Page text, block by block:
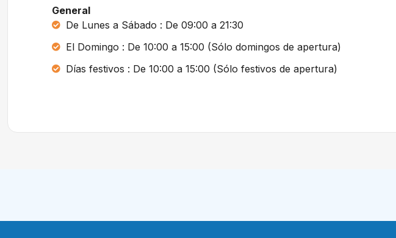
General
De Lunes a Sábado : De 09:00 a 21:30
El Domingo : De 10:00 a 15:00 (Sólo domingos de apertura)
Días festivos : De 10:00 a 15:00 (Sólo festivos de apertura)